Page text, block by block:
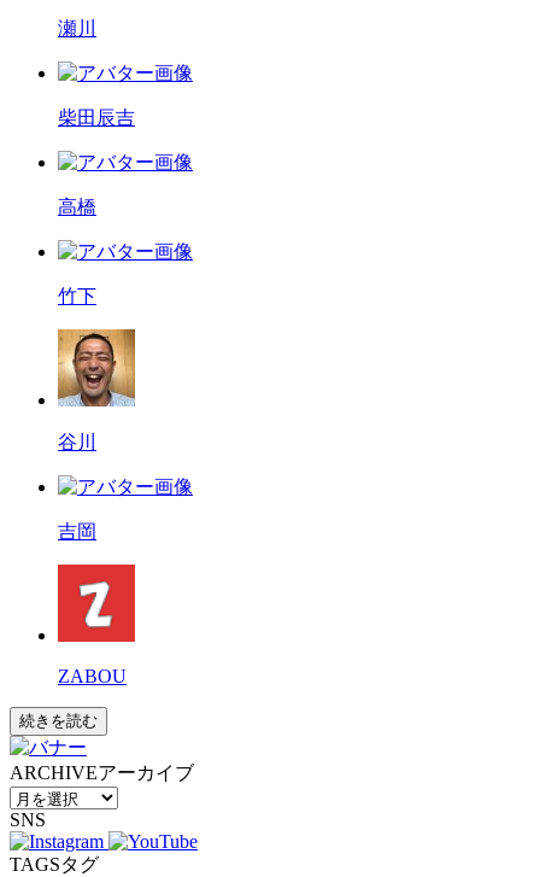
瀬川
柴田辰吉
高橋
竹下
谷川
吉岡
ZABOU
続きを読む
ARCHIVEアーカイブ
SNS
TAGSタグ